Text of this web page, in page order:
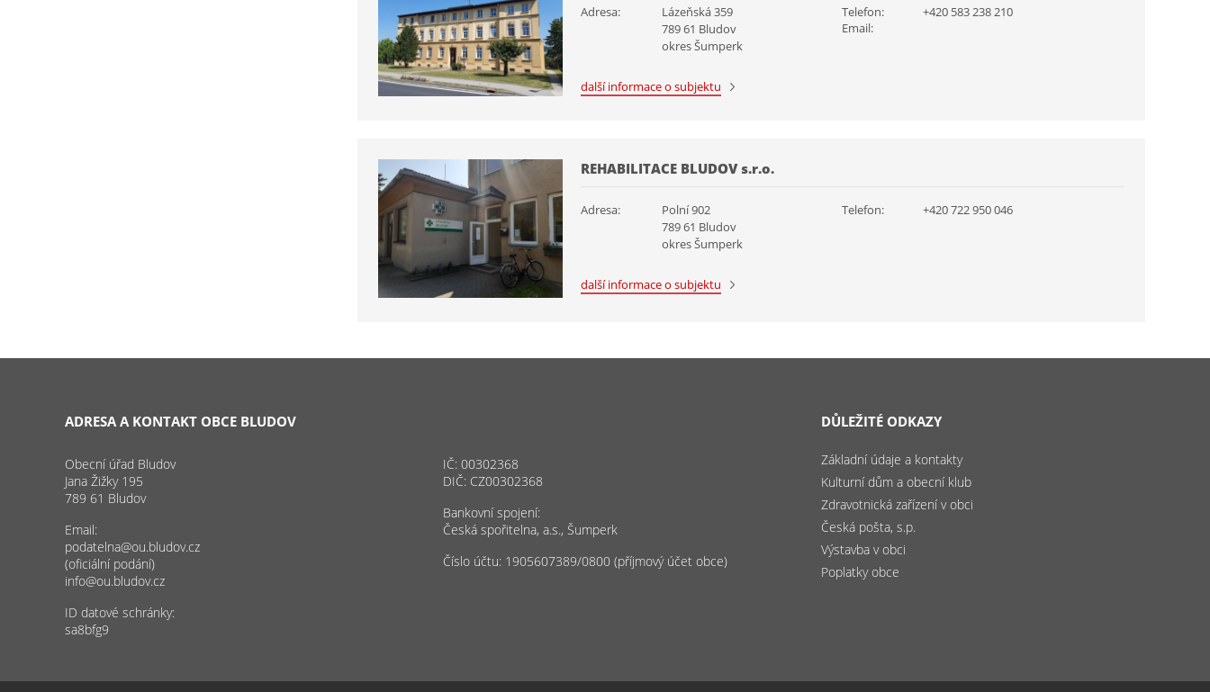
Adresa:
Lázeňská 359
789 61 Bludov
okres Šumperk
Telefon:
+420 583 238 210
Email:
další informace o subjektu
REHABILITACE BLUDOV s.r.o.
Adresa:
Polní 902
789 61 Bludov
okres Šumperk
Telefon: +420 722 950 046
další informace o subjektu
ADRESA A KONTAKT OBCE BLUDOV
Obecní úřad Bludov
Jana Žižky 195
789 61 Bludov
Email:
podatelna@ou.bludov.cz
(oficiální podání)
info@ou.bludov.cz
ID datové schránky:
sa8bfg9
IČ: 00302368
DIČ: CZ00302368
Bankovní spojení:
Česká spořitelna, a.s., Šumperk
Číslo účtu: 1905607389/0800 (příjmový účet obce)
DŮLEŽITÉ ODKAZY
Základní údaje a kontakty
Kulturní dům a obecní klub
Zdravotnická zařízení v obci
Česká pošta, s.p.
Výstavba v obci
Poplatky obce